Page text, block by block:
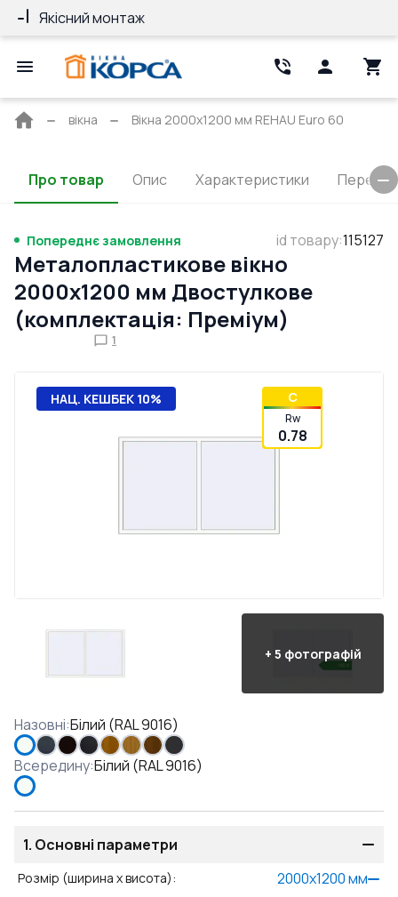
Якісний монтаж
Головна
вікна Вікна 2000x1200 мм REHAU Euro 60
Про товар Опис Характеристики
Попереднє замовлення id товару:115127
Металопластикове вікно
2000x1200 мм Двостулкове
(комплектація: Преміум)
1
НАЦ. КЕШБЕК 10% C
Rw
0.78
+ 5 фотографій
Назовні:Білий (RAL 9016)
Всередину:Білий (RAL 9016)
1. Основні параметри
Розмір (ширина x висота): 2000x1200мм